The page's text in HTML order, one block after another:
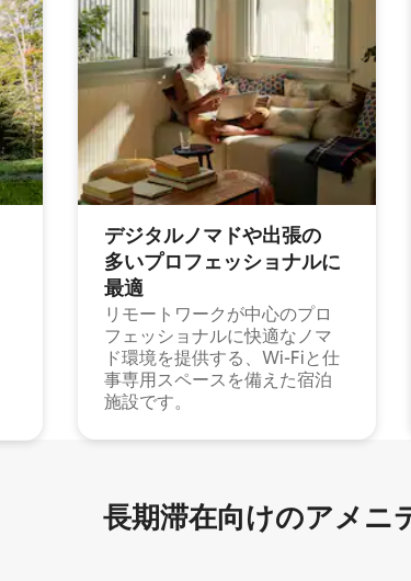
デジタルノマドや出⁠張⁠の
多⁠いプ⁠ロ⁠フ⁠ェ⁠ッ⁠シ⁠ョ⁠ナ⁠ル⁠に
最⁠適
リモートワークが中心のプロ
フェッショナルに快適なノマ
ド環境を提供する、Wi-Fiと仕
事専用スペースを備えた宿泊
施設です。
長期滞在向け⁠のア⁠メ⁠ニ⁠